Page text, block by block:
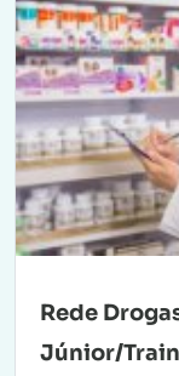
Rede
Júnior/